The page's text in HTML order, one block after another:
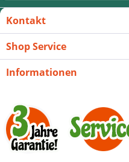
Kontakt
Shop Service
Informationen